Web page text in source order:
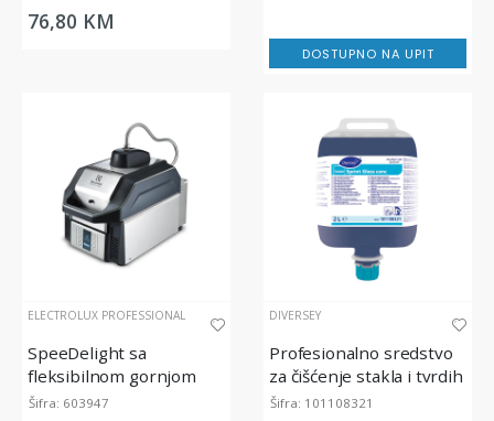
76,80 KM
DOSTUPNO NA UPIT
ELECTROLUX PROFESSIONAL
SpeeDelight sa
fleksibilnom gornjom
kontakt pločom
Šifra: 603947
DIVERSEY
Profesionalno sredstvo
za čišćenje stakla i tvrdih
površina TASKI Sprint
Šifra: 101108321